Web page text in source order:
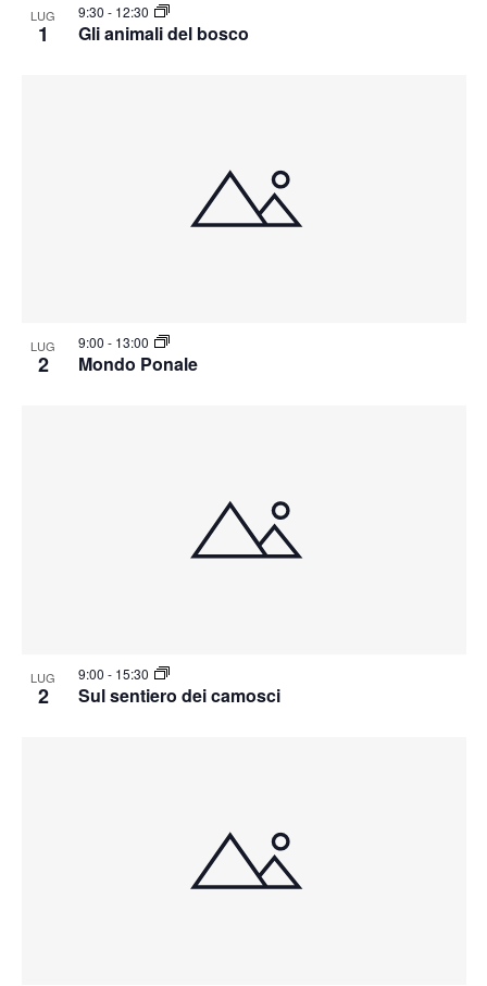
LUG
1 Gli animali del bosco
9:30 - 12:30
LUG
2 Mondo Ponale
9:00 - 13:00
LUG
2 Sul sentiero dei camosci
9:00 - 15:30